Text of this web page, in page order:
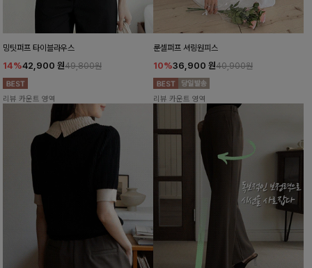
밍팃퍼프 타이블라우스
14%42,900 원49,800원
리뷰 카운트 영역
룬셀퍼프 셔링원피스
10%36,900 원40,900원
리뷰 카운트 영역